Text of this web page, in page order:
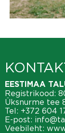
EESTIMAA
Registrikood:
Üksnurme tee
Tel: +372 604
E-post:
Veebileht: